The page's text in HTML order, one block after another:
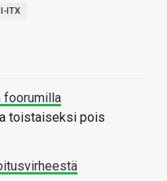
ITX
foorumilla
toistaiseksi pois